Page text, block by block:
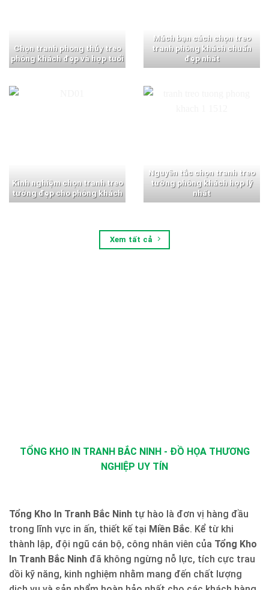
Chọn tranh phong thủy treo
phòng khách đẹp và hợp tuổi
Mách bạn cách chọn treo
tranh phòng khách chuẩn
đẹp nhất
Kinh nghiệm chọn tranh treo
tường đẹp cho phòng khách
Nguyên tắc chọn tranh treo
tường phòng khách hợp lý
nhất
Xem tất cả
TỔNG KHO IN TRANH BẮC NINH - ĐỒ HỌA THƯƠNG
NGHIỆP UY TÍN
Tổng Kho In Tranh Bắc Ninh tự hào là đơn vị hàng đầu
trong lĩnh vực in ấn, thiết kế tại Miền Bắc. Kể từ khi
thành lập, đội ngũ cán bộ, công nhân viên của Tổng Kho
In Tranh Bắc Ninh đã không ngừng nỗ lực, tích cực trau
dồi kỹ năng, kinh nghiệm nhằm mang đến chất lượng